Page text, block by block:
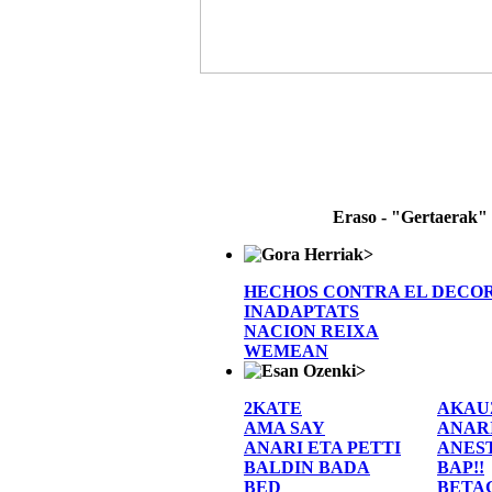
Eraso - "Gertaerak"
>
HECHOS CONTRA EL
INADAPTATS
NACION REIXA
WEMEAN
>
2KATE
AMA SAY
ANARI ETA PETTI
BALDIN BADA
BAP!!
BED